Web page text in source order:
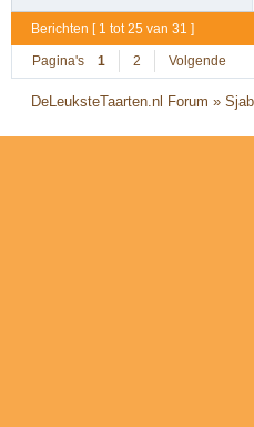
Berichten [ 1 tot 25 van 31 ]
Pagina's 1 2 Volgende
DeLeuksteTaarten.nl Forum »